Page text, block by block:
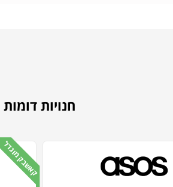
חנויות דומות
קאשבק מוגדל